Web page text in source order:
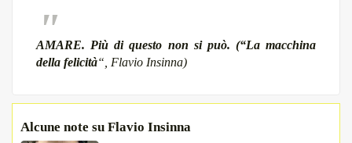
AMARE. Più di questo non si può. (“La macchina
della felicità“, Flavio Insinna)
Alcune note su Flavio Insinna